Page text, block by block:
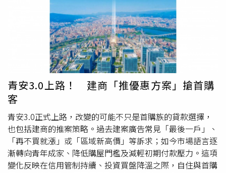
薪轉，而是依照不同設計案件分階段請款。雖然整體營運穩
定，但若只從薪資單判斷，並不足以完整反映他的財務能
力。在申辦車貸過程中，陽信銀行除了檢視相關財力證明，
也進一步了解林先生工作室的營運狀況、案件來源與現金流
安排，再依據實際需求建議合適的貸款年限及每月還款金
額。「貸款順利核准固然重要，更重要的是，每個月還款都
不會影響公司的正常營運。」林先生說。另一位在科技公司
工作的陳小姐，也有類似感受。迎接第二個孩子出生後，夫
妻決定把原本的小型房車換成家庭休旅車。雖然雙薪收入穩
定，但房貸、教育基金與家庭生活支出同樣不能忽略。在陽
信銀行的協助下，夫妻重新調整自備款比例及貸款期數，讓
每月還款維持在家庭可負擔範圍，也保留充足的預備金。
「真正讓人安心的，不只是核貸，而是有人願意陪你一起規
畫。」陳小姐說。一般而言，新車貸款業務多半與銀行配
聯一事相當錯愕，自己的7月份薪水也還沒領。對此已有不
少玩家已向轄區派出所報警怒告詐欺，據了解，玩家損害金
額從數萬元到數十萬元均有，但確切受害人數與實際財損金
額均仍有待進一步調查釐清。實際走訪小羊卡牌社的位置，
店面大門緊鎖，並無人回應，只能讓保全無奈建議玩家報警
青安3.0上路！ 建商「推優惠方案」搶首購
客
青安3.0正式上路，改變的可能不只是首購族的貸款選擇，
也包括建商的推案策略。過去建案廣告常見「最後一戶」、
「再不買就漲」或「區域新高價」等訴求；如今市場語言逐
漸轉向青年成家、降低購屋門檻及減輕初期付款壓力。這項
變化反映在信用管制持續、投資買盤降溫之際，自住與首購